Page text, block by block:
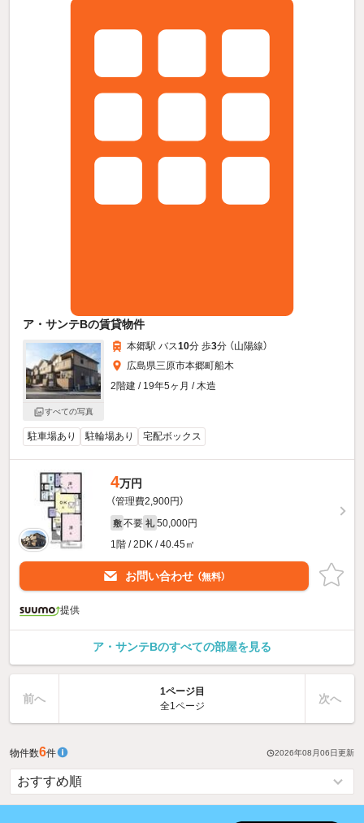
ア・サンテBの賃貸物件
すべての写真
本郷駅 バス10分 歩3分 （山陽線）
広島県三原市本郷町船木
2階建 / 19年5ヶ月 / 木造
駐車場あり 駐輪場あり 宅配ボックス
4万円
（管理費2,900円）
敷 不要 礼 50,000円
1階 / 2DK / 40.45㎡
お問い合わせ （無料）
提供
ア・サンテBのすべての部屋を見る
前へ
1ページ目
全1ページ
次へ
物件数6件 2026年08月06日 更新